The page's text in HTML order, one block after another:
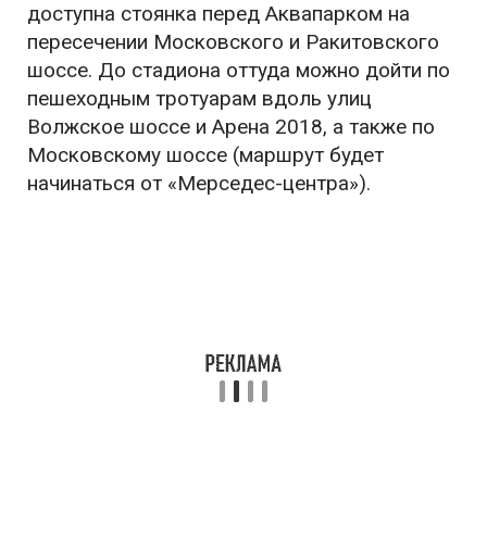
доступна стоянка перед Аквапарком на
пересечении Московского и Ракитовского
шоссе. До стадиона оттуда можно дойти по
пешеходным тротуарам вдоль улиц
Волжское шоссе и Арена 2018, а также по
Московскому шоссе (маршрут будет
начинаться от «Мерседес-центра»).